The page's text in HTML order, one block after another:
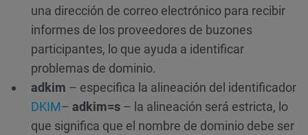
una dirección de correo electrónico para recibir
informes de los proveedores de buzones
participantes, lo que ayuda a identificar
problemas de dominio.
adkim – especifica la alineación del identificador
DKIM– adkim=s – la alineación será estricta, lo
que significa que el nombre de dominio debe ser